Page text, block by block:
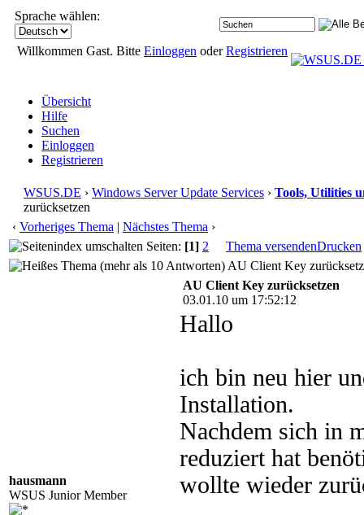
Sprache wählen:
Willkommen Gast. Bitte Einloggen oderRegistrieren
Übersicht
Hilfe
Suchen
Einloggen
Registrieren
WSUS.DE › Windows Server Update Services › Tools, Utilities
zurücksetzen
‹ Vorheriges Thema | Nächstes Thema ›
Seiten: [1] 2 Thema versendenDrucken
AU Client Key
hausmann
WSUS Junior Member
AU Client Key zurücksetzen
03.01.10 um 17:52:12
Hallo
ich bin neu hier
Installation.
Nachdem sich in
reduziert hat
wollte wieder